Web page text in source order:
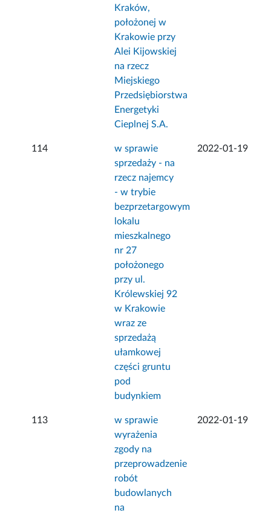
Kraków,
położonej w
Krakowie przy
Alei Kijowskiej
na rzecz
Miejskiego
Przedsiębiorstwa
Energetyki
Cieplnej S.A.
114
w sprawie
sprzedaży - na
rzecz najemcy
- w trybie
bezprzetargowym
lokalu
mieszkalnego
nr 27
położonego
przy ul.
Królewskiej 92
w Krakowie
wraz ze
sprzedażą
ułamkowej
części gruntu
pod
budynkiem
2022-01-19
113
w sprawie
wyrażenia
zgody na
przeprowadzenie
robót
budowlanych
na
2022-01-19